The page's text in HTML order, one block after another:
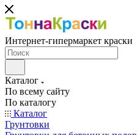
Интернет-гипермаркет краски
Каталог
По всему сайту
По каталогу
Каталог
Грунтовки